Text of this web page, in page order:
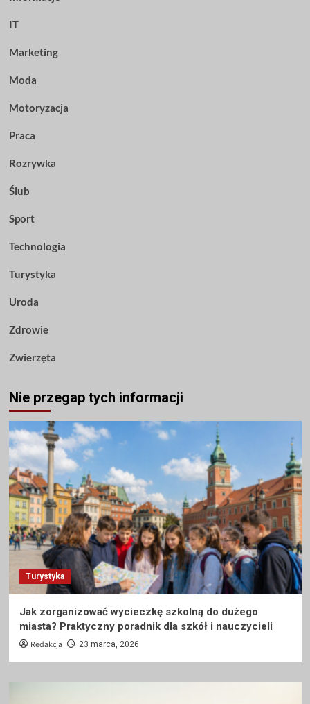
IT
Marketing
Moda
Motoryzacja
Praca
Rozrywka
Ślub
Sport
Technologia
Turystyka
Uroda
Zdrowie
Zwierzęta
Nie przegap tych informacji
Turystyka
Jak zorganizować wycieczkę szkolną do dużego
miasta? Praktyczny poradnik dla szkół i nauczycieli
Redakcja 23 marca, 2026